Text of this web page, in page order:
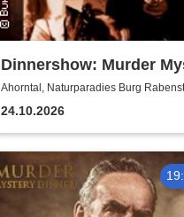
Dinnershow: Murder
Dinner - Murder for Fun
Ahorntal, Naturparadies Burg
24.10.2026